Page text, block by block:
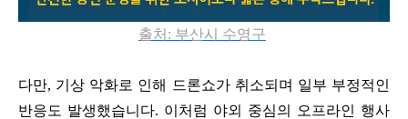
출처: 부산시 수영구
다만, 기상 악화로 인해 드론쇼가 취소되며 일부 부정적인
반응도 발생했습니다. 이처럼 야외 중심의 오프라인 행사